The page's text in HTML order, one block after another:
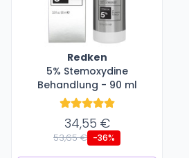
Redken
5% Stemoxydine
Behandlung - 90 ml
34,55 €
53,65 € -36%